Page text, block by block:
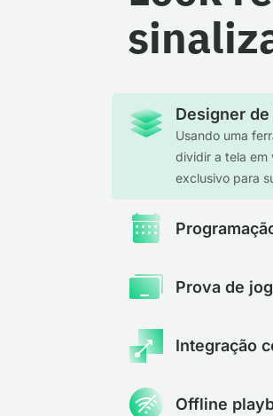
Designer
Usando uma
dividir a tela em
exclusivo para
Prova de
Integração
Offline